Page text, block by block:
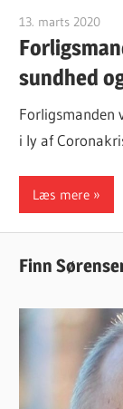
13. marts 2020
sundhed
Forligsmanden
i ly af
Læs mere
Finn